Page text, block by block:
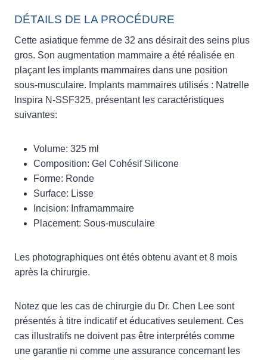
DÉTAILS DE LA PROCÉDURE
Cette asiatique femme de 32 ans désirait des seins plus
gros. Son augmentation mammaire a été réalisée en
plaçant les implants mammaires dans une position
sous-musculaire. Implants mammaires utilisés : Natrelle
Inspira N-SSF325, présentant les caractéristiques
suivantes:
Volume: 325 ml
Composition: Gel Cohésif Silicone
Forme: Ronde
Surface: Lisse
Incision: Inframammaire
Placement: Sous-musculaire
Les photographiques ont étés obtenu avant et 8 mois
après la chirurgie.
Notez que les cas de chirurgie du Dr. Chen Lee sont
présentés à titre indicatif et éducatives seulement. Ces
cas illustratifs ne doivent pas être interprétés comme
une garantie ni comme une assurance concernant les